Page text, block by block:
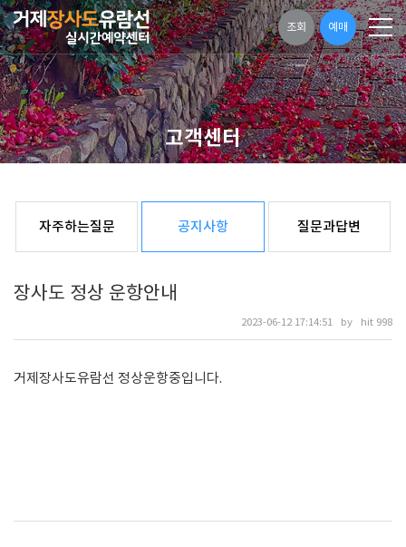
조회 예매
고객센터
자주하는질문 공지사항 질문과답변
장사도 정상 운항안내
2023-06-12 17:14:51 by hit 998
거제장사도유람선 정상운항중입니다.